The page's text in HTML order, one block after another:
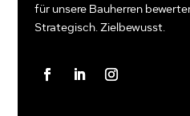
für unsere Bauherren
Strategisch. Zielbewusst.